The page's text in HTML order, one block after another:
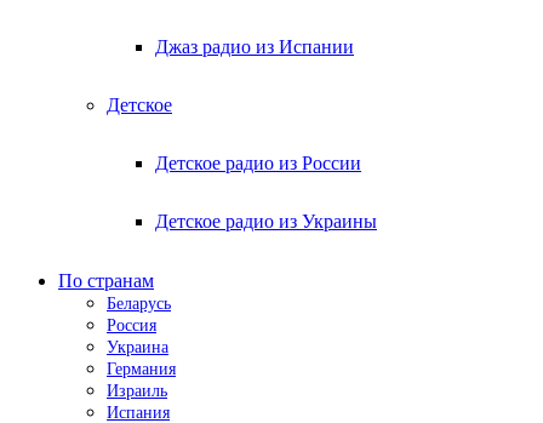
Джаз радио из Испании
Детское
Детское радио из России
Детское радио из Украины
По странам
Беларусь
Россия
Украина
Германия
Израиль
Испания